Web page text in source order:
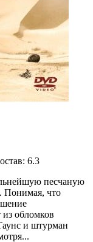
6.3
песчаную
Понимая, что
из обломков
и штурман